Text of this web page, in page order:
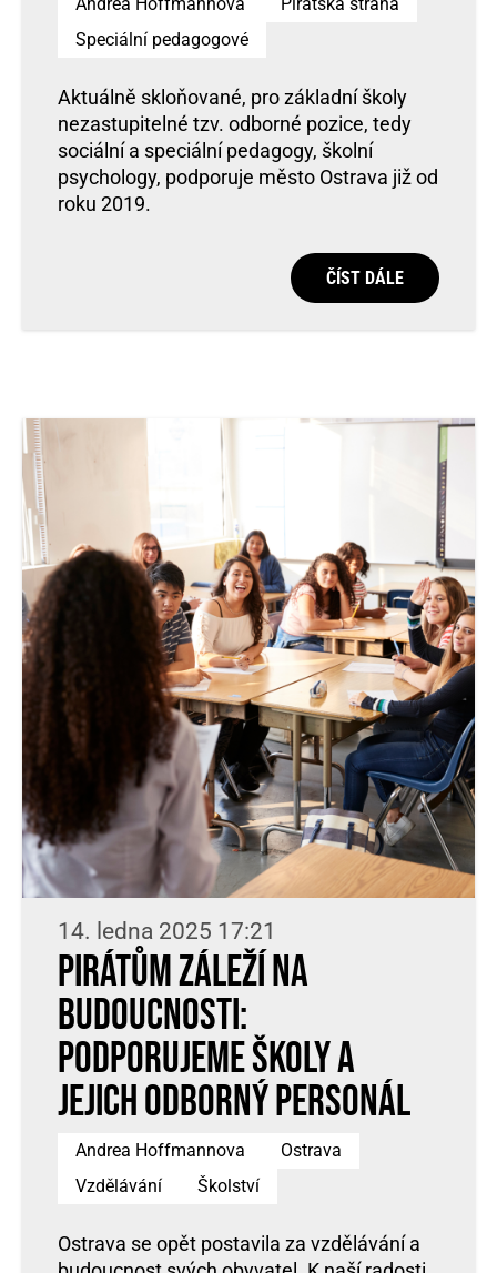
Speciální pedagogové
Aktuálně skloňované, pro základní školy
nezastupitelné tzv. odborné pozice, tedy
sociální a speciální pedagogy, školní
psychology, podporuje město Ostrava již od
roku 2019.
ČÍST DÁLE
14. ledna 2025 17:21
Pirátům záleží na
budoucnosti:
Podporujeme školy a
jejich odborný personál
Andrea Hoffmannova
Ostrava
Vzdělávání
Školství
Ostrava se opět postavila za vzdělávání a